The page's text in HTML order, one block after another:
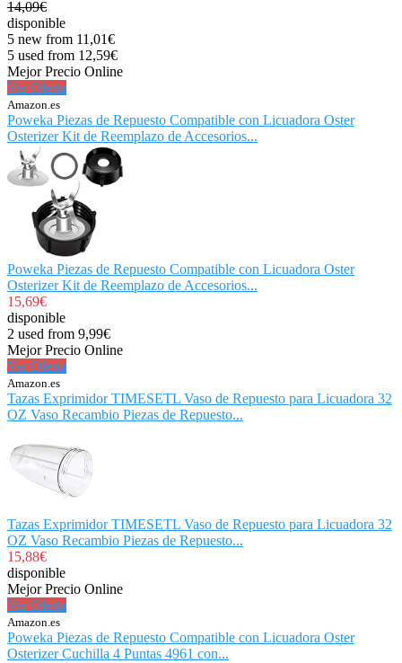
14,09€
disponible
5 new from 11,01€
5 used from 12,59€
Mejor Precio Online
Ver Oferta
Amazon.es
Poweka Piezas de Repuesto Compatible con Licuadora Oster
Osterizer Kit de Reemplazo de Accesorios...
Poweka Piezas de Repuesto Compatible con Licuadora Oster
Osterizer Kit de Reemplazo de Accesorios...
15,69€
disponible
2 used from 9,99€
Mejor Precio Online
Ver Oferta
Amazon.es
Tazas Exprimidor TIMESETL Vaso de Repuesto para Licuadora 32
OZ Vaso Recambio Piezas de Repuesto...
Tazas Exprimidor TIMESETL Vaso de Repuesto para Licuadora 32
OZ Vaso Recambio Piezas de Repuesto...
15,88€
disponible
Mejor Precio Online
Ver Oferta
Amazon.es
Poweka Piezas de Repuesto Compatible con Licuadora Oster
Osterizer Cuchilla 4 Puntas 4961 con...